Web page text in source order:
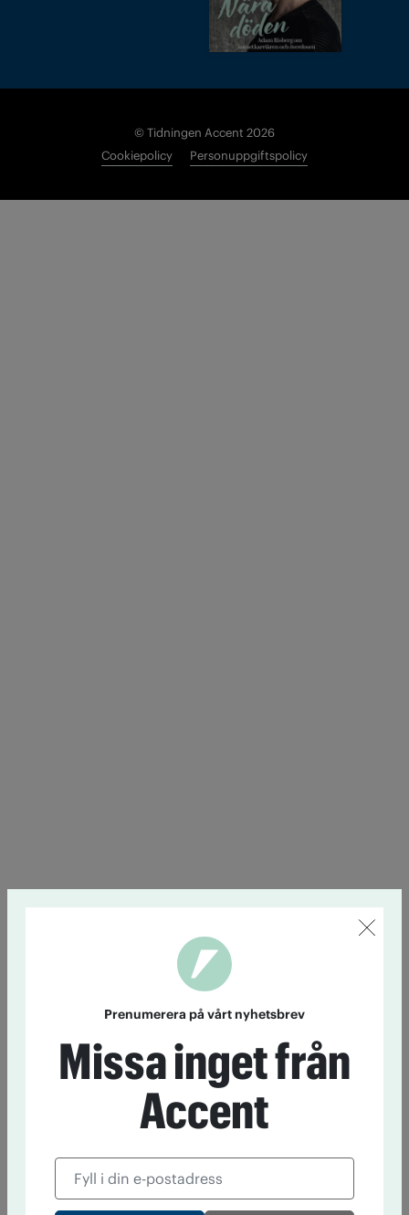
© Tidningen Accent 2026
Cookiepolicy
Personuppgiftspolicy
Prenumerera på vårt nyhetsbrev
Missa inget från
Accent